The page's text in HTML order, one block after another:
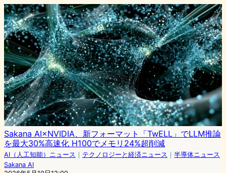
Sakana AI×NVIDIA、新フォーマット「TwELL」でLLM推論
を最大30%高速化 H100でメモリ24%超削減
AI（人工知能）ニュース ｜ テクノロジーと経済ニュース ｜ 半導体ニュース
Sakana AI